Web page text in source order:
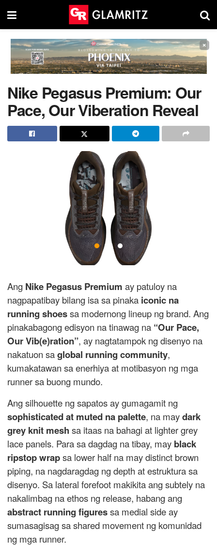
×
Nike Pegasus Premium: Our
Pace, Our Viberation Reveal
Ang Nike Pegasus Premium ay patuloy na
nagpapatibay bilang isa sa pinaka iconic na
running shoessa modernong lineup ng brand. Ang
pinakabagong edisyon na tinawag na “Our Pace,
Our Vib(e)ration”, ay nagtatampok ng disenyo na
nakatuon saglobal running community,
kumakatawan sa enerhiya at motibasyon ng mga
runner sa buong mundo.
Ang silhouette ng sapatos ay gumagamit ng
sophisticated at muted na palette, na maydark
grey knit mesh sa itaas na bahagi at lighter grey
lace panels. Para sa dagdag na tibay, may black
ripstop wrapsa lower half na may distinct brown
piping, na nagdaragdag ng depth at estruktura sa
disenyo. Sa lateral forefoot makikita ang subtely na
nakalimbag na ethos ng release, habang ang
abstract running figuressa medial side ay
sumasagisag sa shared movement ng komunidad
ng mga runner.